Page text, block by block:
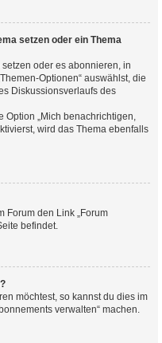
setzen oder ein Thema
oder es abonnieren, in
Optionen“ auswählst, die
Diskussionsverlaufs des
Option „Mich benachrichtigen,
wird das Thema ebenfalls
Forum den Link „Forum
befindet.
möchtest, so kannst du dies im
verwalten“ machen.